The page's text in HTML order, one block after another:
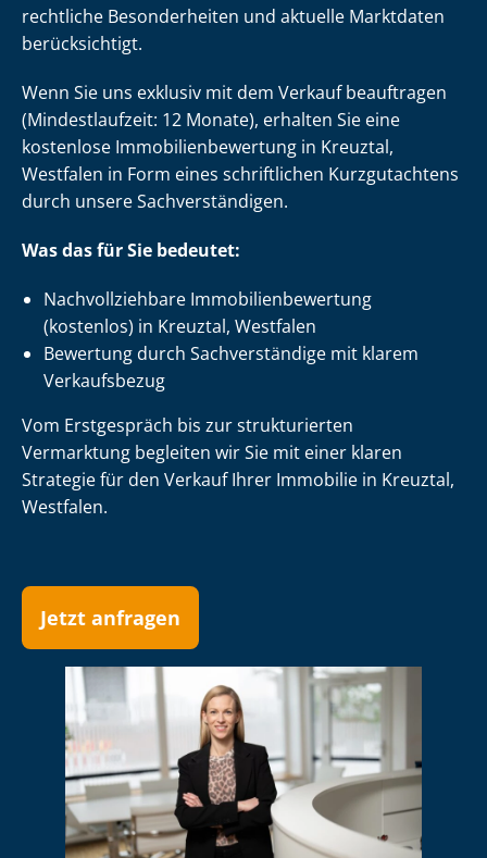
rechtliche Besonderheiten und aktuelle Marktdaten
berücksichtigt.
Wenn Sie uns exklusiv mit dem Verkauf beauftragen
(Mindestlaufzeit: 12 Monate), erhalten Sie eine
kostenlose Im­mo­bi­li­en­be­wer­tung in Kreuztal,
Westfalen in Form eines schriftlichen Kurzgutachtens
durch unsere Sach­ver­stän­di­gen.
Was das für Sie bedeutet:
Nach­voll­zieh­ba­re Im­mo­bi­li­en­be­wer­tung
(kostenlos) in Kreuztal, Westfalen
Bewertung durch Sachverständige mit klarem
Verkaufsbezug
Vom Erstgespräch bis zur strukturierten
Vermarktung begleiten wir Sie mit einer klaren
Strategie für den Verkauf Ihrer Immobilie in Kreuztal,
Westfalen.
Jetzt anfragen